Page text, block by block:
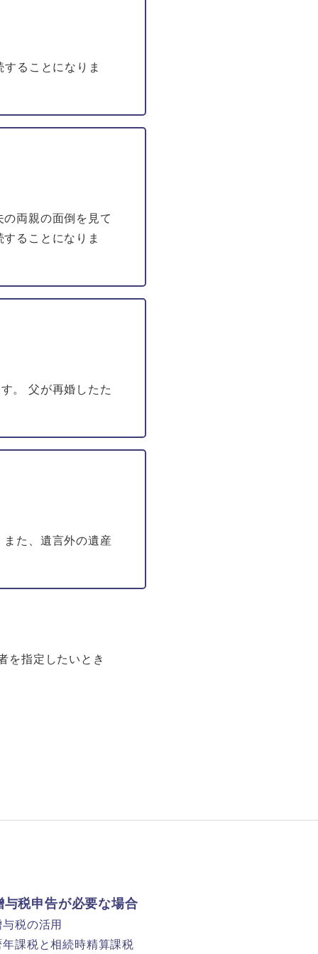
ることになりま
両親の面倒を見て
ることになりま
。 父が再婚したた
た、遺言外の遺産
を指定したいとき
与税申告が必要な場合
与税の活用
年課税と相続時精算課税